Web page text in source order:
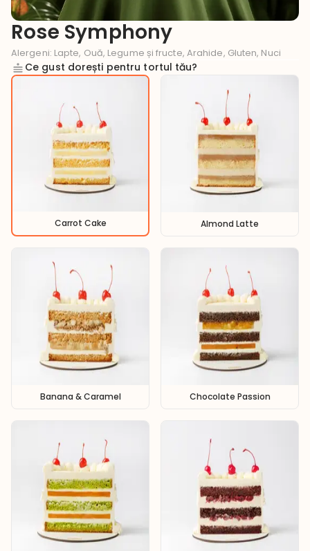
Rose Symphony
Alergeni: Lapte, Ouă, Legume și fructe, Arahide, Gluten, Nuci
Ce gust dorești pentru tortul tău?
Carrot Cake Almond Latte
Banana & Caramel Chocolate Passion